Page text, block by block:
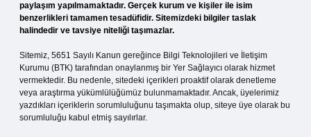
paylaşım yapılmamaktadır. Gerçek kurum ve kişiler ile isim
benzerlikleri tamamen tesadüfidir. Sitemizdeki bilgiler taslak
halindedir ve tavsiye niteliği taşımazlar.
Sitemiz, 5651 Sayılı Kanun gereğince Bilgi Teknolojileri ve İletişim
Kurumu (BTK) tarafından onaylanmış bir Yer Sağlayıcı olarak hizmet
vermektedir. Bu nedenle, sitedeki içerikleri proaktif olarak denetleme
veya araştırma yükümlülüğümüz bulunmamaktadır. Ancak, üyelerimiz
yazdıkları içeriklerin sorumluluğunu taşımakta olup, siteye üye olarak bu
sorumluluğu kabul etmiş sayılırlar.